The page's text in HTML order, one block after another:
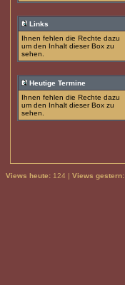
Links
Ihnen fehlen die Rechte dazu
um den Inhalt dieser Box zu
sehen.
Heutige Termine
Ihnen fehlen die Rechte dazu
um den Inhalt dieser Box zu
sehen.
Views heute: 124 | Views gestern: